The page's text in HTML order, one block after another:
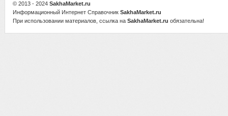
© 2013 - 2024 SakhaMarket.ru
Информационный Интернет Справочник SakhaMarket.ru
При использовании материалов, ссылка на SakhaMarket.ru обязательна!